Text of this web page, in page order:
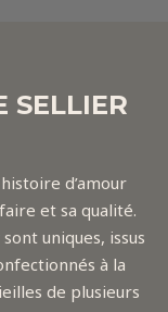
SELLIER
d’amour
et sa qualité.
uniques, issus
à la
de plusieurs